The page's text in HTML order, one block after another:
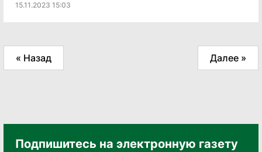
15.11.2023 15:03
« Назад Далее »
Подпишитесь на электронную газету